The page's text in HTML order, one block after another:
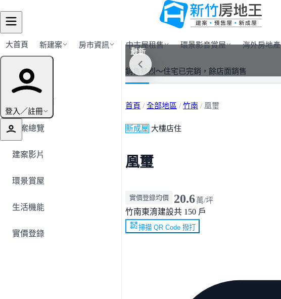
大首頁 新建案 房市資訊 中古屋租售 環景影音賞屋 海外房地產
登入／註冊
建案導覽
← 返回竹南
建案總覽
建案影片
環景賞屋
生活機能
實價登錄
最新
銷售熱烈～住宅已完銷，餘店面銷售
首頁 / 全部地區 / 竹南 / 凰璽
新成屋 大樓店住
凰璽
實價登錄均價 20.6萬/坪
竹南東淯建設共 150 戶
掃描 QR Code 撥打